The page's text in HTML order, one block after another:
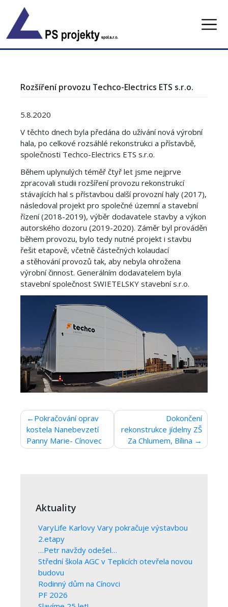
content
Aktuality
VaryLife Karlovy Vary pokračuje výstavbou
2.etapy
…Petr navždy odešel…
Střední škola AGC v Teplicích otevřela novou
budovu
Rodinný dům na Cínovci
PF 2026
Rozšíření provozu Techco-Electrics ETS s.r.o.
5.8.2020
V těchto dnech byla předána do užívání nová výrobní
hala, po celkové rozsáhlé rekonstrukci a přístavbě,
společnosti Techco-Electrics ETS s.r.o.
Během uplynulých téměř čtyř let jsme nejprve
zpracovali studii rozšíření provozu rekonstrukcí
stávajících hal s přístavbou další provozní haly (2017),
následoval projekt pro společné územní a stavební
řízení (2018-2019), výběr dodavatele stavby a výkon
autorského dozoru (2019-2020). Záměr byl prováděn
během provozu, bylo tedy nutné projekt i stavbu
řešit etapově, včetně částečných kolaudací
a stěhování provozů tak, aby nebyla ohrožena
výrobní činnost. Generálním dodavatelem byla
stavební společnost SWIETELSKY stavební s.r.o.
Navigace
pro
příspěvek
Pokračování oprav
kostela Nanebevzetí
Panny Marie- Cínovec
Dokončení
rekonstrukce jídelny ZŠ
Za Chlumem, Bílina